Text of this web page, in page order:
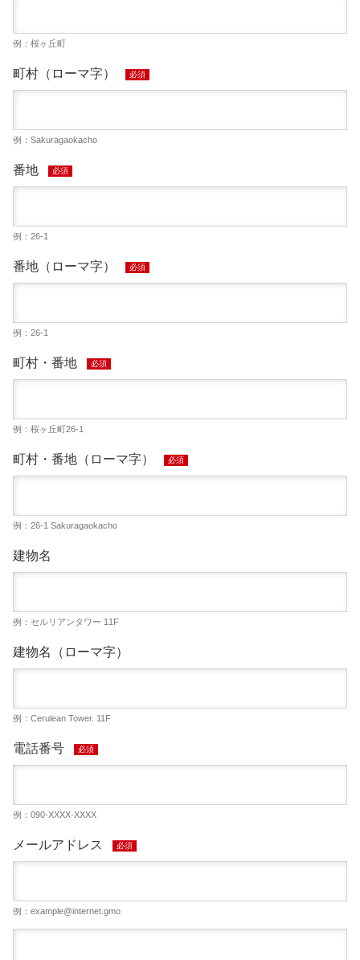
例：桜ヶ丘町
町村（ローマ字） 必須
例：Sakuragaokacho
番地 必須
例：26-1
番地（ローマ字） 必須
例：26-1
町村・番地 必須
例：桜ヶ丘町26-1
町村・番地（ローマ字） 必須
例：26-1 Sakuragaokacho
建物名
例：セルリアンタワー 11F
建物名（ローマ字）
例：Cerulean Tower. 11F
電話番号 必須
例：090-XXXX-XXXX
メールアドレス 必須
例： example@internet.gmo